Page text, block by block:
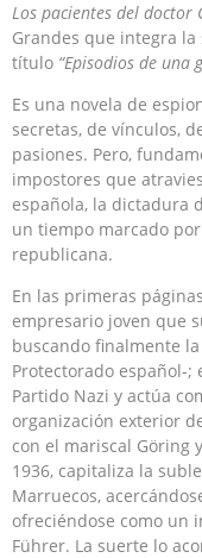
Los pacientes del doctor
Grandes que integra
título “Episodios de una
Es una novela de
secretas, de vínculos,
pasiones. Pero,
impostores que
española, la dictadura
un tiempo marcado
republicana.
En las primeras
empresario joven que
buscando finalmente
Protectorado español-
Partido Nazi y actúa
organización exterior
con el mariscal Göring
1936, capitaliza la
Marruecos,
ofreciéndose como un
Führer. La suerte lo